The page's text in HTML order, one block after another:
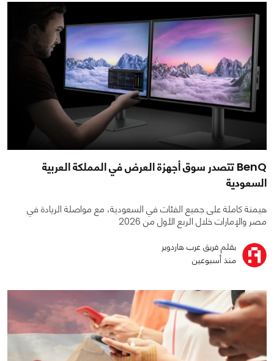
BenQ تتصدر سوق أجهزة العرض في المملكة العربية
السعودية
هيمنة كاملة على جميع الفئات في السعودية، مع مواصلة الريادة في
مصر والإمارات خلال الربع الأول من 2026
بقلم فريق عرب هاردوير
منذ أسبوعين